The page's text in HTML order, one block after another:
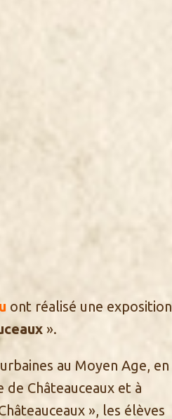
ont réalisé une exposition
».
au Moyen Age, en
Châteauceaux et à
», les élèves